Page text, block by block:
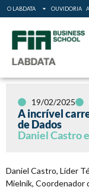
O LABDATA OUVIDORIA
19/02/2025
A incrível
de Dados
Daniel Castro
Daniel Castro, Líder
Mielnik, Coordenador